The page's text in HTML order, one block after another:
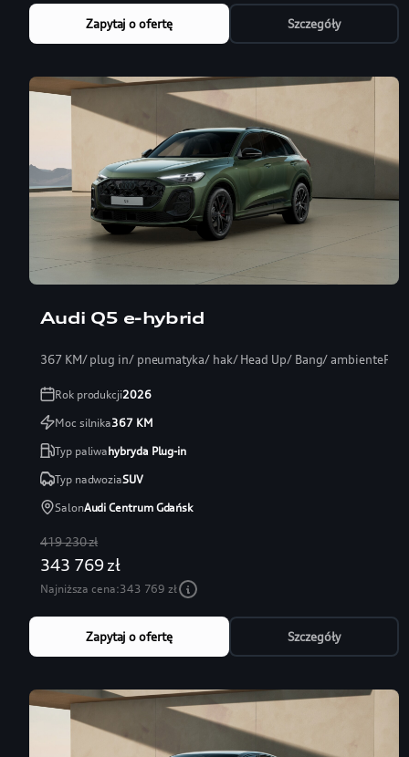
Zapytaj o ofertę Szczegóły
Audi Q5 e-hybrid
367 KM/ plug in/ pneumatyka/ hak/ Head Up/ Bang/ ambientePRO
Rok produkcji2026
Moc silnika367KM
Typ paliwahybryda Plug-in
Typ nadwoziaSUV
SalonAudi Centrum Gdańsk
419 230 zł
343 769 zł
Najniższa cena:343 769 zł
Zapytaj o ofertę Szczegóły